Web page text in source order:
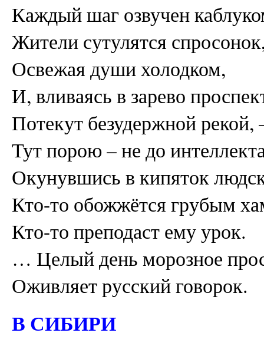
Каждый шаг озвучен
Жители сутулятся
Освежая души холодком,
И, вливаясь в зарево
Потекут безудержной рекой,
Тут порою – не до
Окунувшись в кипяток
Кто-то обожжётся грубым
Кто-то преподаст ему урок.
… Целый день морозное
Оживляет русский говорок.
В СИБИРИ